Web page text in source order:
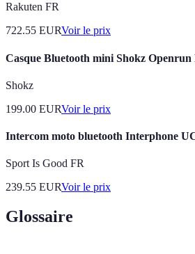
Rakuten FR
722.55 EURVoir le prix
Casque Bluetooth mini Shokz Openrun
Shokz
199.00 EURVoir le prix
Intercom moto bluetooth Interphone
Sport Is Good FR
239.55 EURVoir le prix
Glossaire